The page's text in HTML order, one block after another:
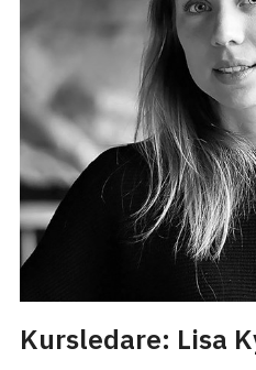
Kursledare: Lisa